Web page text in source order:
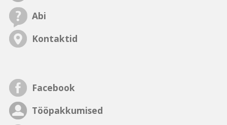
Abi
Kontaktid
Facebook
Tööpakkumised